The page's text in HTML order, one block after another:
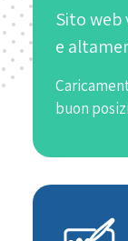
Sito web
e
buon